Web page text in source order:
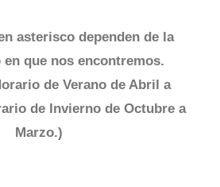
asterisco dependen de la
en que nos encontremos.
de Verano de Abril a
de Invierno de Octubre a
Marzo.)